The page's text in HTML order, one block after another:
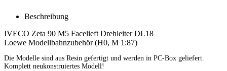
Beschreibung
IVECO Zeta 90 M5 Facelieft Drehleiter DL18
Loewe Modellbahnzubehör (H0, M 1:87)
Die Modelle sind aus Resin gefertigt und werden in PC-Box geliefert.
Komplett neukonstruiertes Modell!